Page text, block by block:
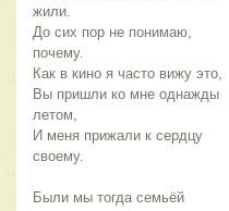
жили.
До сих пор не понимаю,
почему.
Как в кино я часто вижу это,
Вы пришли ко мне однажды
летом,
И меня прижали к сердцу
своему.
Были мы тогда семьёй